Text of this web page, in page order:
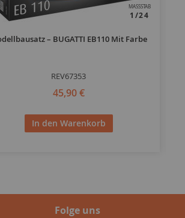
MASSSTAB
1/24
– BUGATTI EB110 Mit Farbe
REV67353
45,90 €
In den Warenkorb
Folge uns